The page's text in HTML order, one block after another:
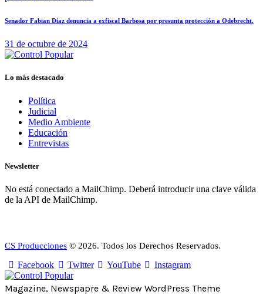
Senador Fabian Diaz denuncia a exfiscal Barbosa por presunta protección a Odebrecht.
31 de octubre de 2024
Lo más destacado
Política
Judicial
Medio Ambiente
Educación
Entrevistas
Newsletter
No está conectado a MailChimp. Deberá introducir una clave válida
de la API de MailChimp.
CS Producciones © 2026. Todos los Derechos Reservados.
Facebook Twitter YouTube Instagram
Magazine, Newspapre & Review WordPress Theme